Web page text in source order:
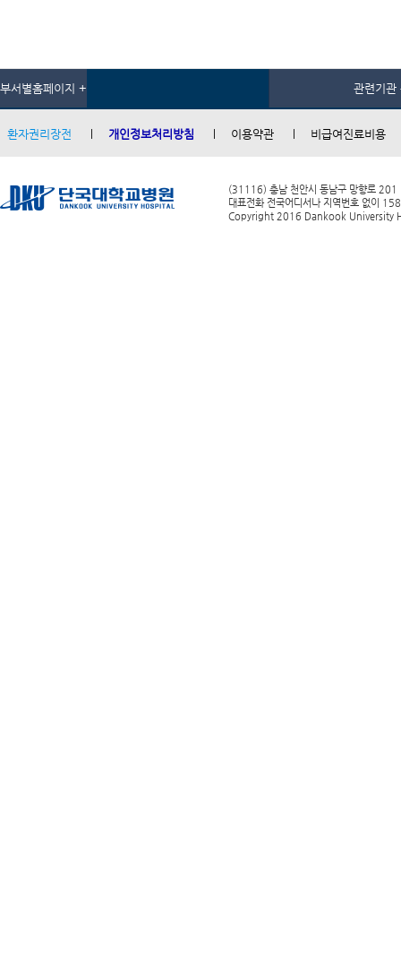
부서별홈페이지 + 관련기관
환자권리장전 개인정보처리방침 이용약관 비급여진료비용
(31116) 충남 천안시 동남구 망향로 201
대표전화 전국어디서나 지역번호 없이
Copyright 2016 Dankook University